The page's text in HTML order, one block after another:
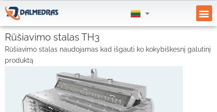
Rūšiavimo stalas TH3
Rūšiavimo stalas naudojamas kad išgauti ko kokybiškesnį galutinį
produktą